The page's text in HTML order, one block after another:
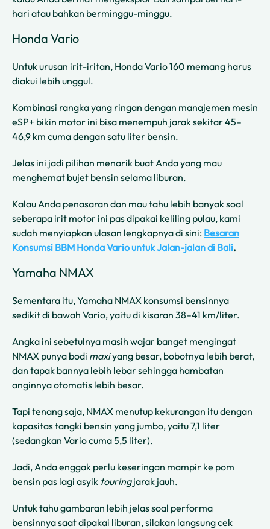
hari atau bahkan berminggu-minggu.
Honda Vario
Untuk urusan irit-iritan, Honda Vario 160 memang harus
diakui lebih unggul.
Kombinasi rangka yang ringan dengan manajemen mesin
eSP+ bikin motor ini bisa menempuh jarak sekitar 45–
46,9 km cuma dengan satu liter bensin.
Jelas ini jadi pilihan menarik buat Anda yang mau
menghemat bujet bensin selama liburan.
Kalau Anda penasaran dan mau tahu lebih banyak soal
seberapa irit motor ini pas dipakai keliling pulau, kami
sudah menyiapkan ulasan lengkapnya di sini: Besaran
Konsumsi BBM Honda Vario untuk Jalan-jalan di Bali.
Yamaha NMAX
Sementara itu, Yamaha NMAX konsumsi bensinnya
sedikit di bawah Vario, yaitu di kisaran 38–41 km/liter.
Angka ini sebetulnya masih wajar banget mengingat
NMAX punya bodi maxiyang besar, bobotnya lebih berat,
dan tapak bannya lebih lebar sehingga hambatan
anginnya otomatis lebih besar.
Tapi tenang saja, NMAX menutup kekurangan itu dengan
kapasitas tangki bensin yang jumbo, yaitu 7,1 liter
(sedangkan Vario cuma 5,5 liter).
Jadi, Anda enggak perlu keseringan mampir ke pom
bensin pas lagi asyik touringjarak jauh.
Untuk tahu gambaran lebih jelas soal performa
bensinnya saat dipakai liburan, silakan langsung cek